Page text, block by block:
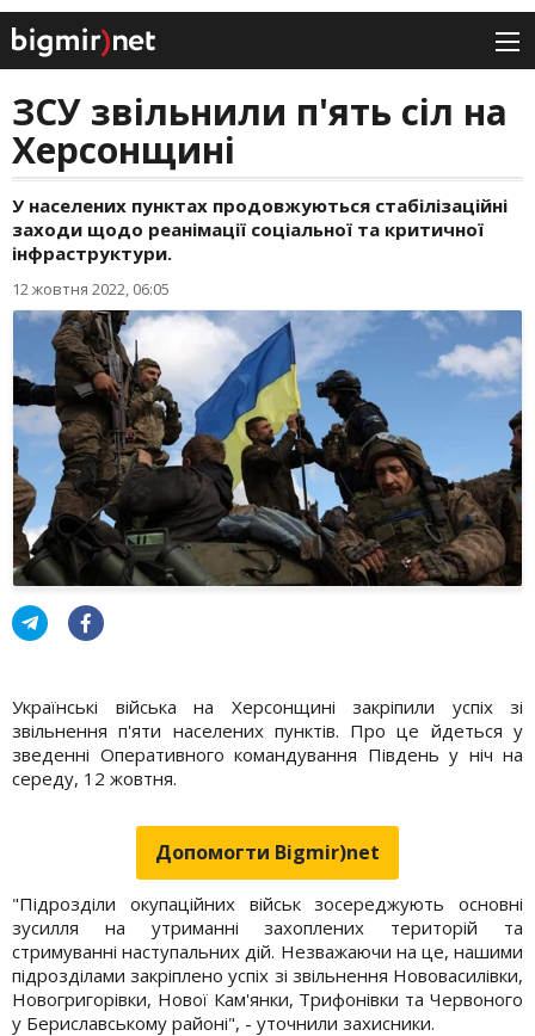
ЗСУ звільнили п'ять сіл на
Херсонщині
У населених пунктах продовжуються стабілізаційні
заходи щодо реанімації соціальної та критичної
інфраструктури.
12 жовтня 2022, 06:05
Українські війська на Херсонщині закріпили успіх зі
звільнення п'яти населених пунктів. Про це йдеться у
зведенні Оперативного командування Південь у ніч на
середу, 12 жовтня.
Допомогти Bigmir)net
"Підрозділи окупаційних військ зосереджують основні
зусилля на утриманні захоплених територій та
стримуванні наступальних дій. Незважаючи на це, нашими
підрозділами закріплено успіх зі звільнення Нововасилівки,
Новогригорівки, Нової Кам'янки, Трифонівки та Червоного
у Бериславському районі", - уточнили захисники.